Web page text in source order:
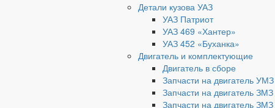
Детали кузова УАЗ
УАЗ Патриот
УАЗ 469 «Хантер»
УАЗ 452 «Буханка»
Двигатель и комплектующие
Двигатель в сборе
Запчасти на двигатель
Запчасти на двигатель
Запчасти на двигатель